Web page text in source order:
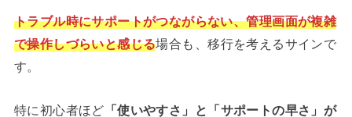
トラブル時にサポートがつながらない、管理画面が複雑
で操作しづらいと感じる場合も、移行を考えるサインで
す。
特に初心者ほど 「使いやすさ」と「サポートの早さ」が